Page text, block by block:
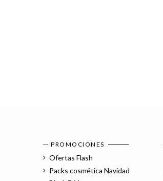
PROMOCIONES
Ofertas Flash
Packs cosmética Navidad